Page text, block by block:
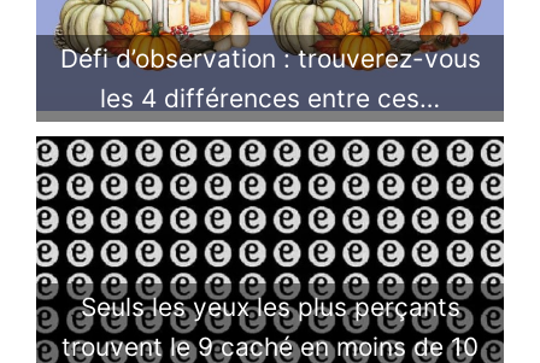
Défi d’observation : trouverez-vous
les 4 différences entre ces…
Seuls les yeux les plus perçants
trouvent le 9 caché en moins de 10